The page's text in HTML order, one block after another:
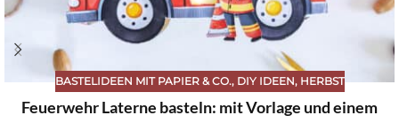
BASTELIDEEN MIT PAPIER & CO., DIY IDEEN, HERBST
Feuerwehr Laterne basteln: mit Vorlage und einem